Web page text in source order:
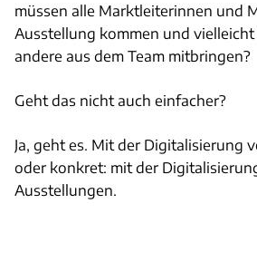
müssen alle Marktleiterinnen und
Ausstellung kommen und
andere aus dem Team mitbringen?
Geht das nicht auch einfacher?
Ja, geht es. Mit der Digitalisierung
oder konkret: mit der
Ausstellungen.